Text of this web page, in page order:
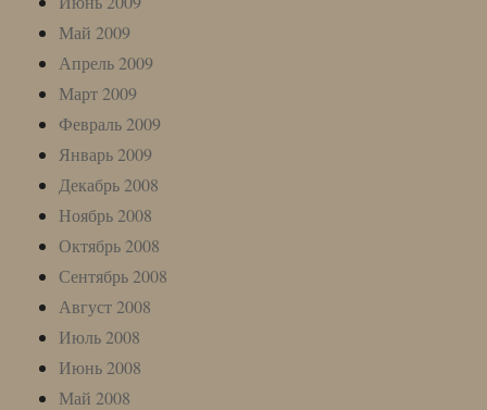
Май 2009
Апрель 2009
Март 2009
Февраль 2009
Январь 2009
Декабрь 2008
Ноябрь 2008
Октябрь 2008
Сентябрь 2008
Август 2008
Июль 2008
Июнь 2008
Май 2008